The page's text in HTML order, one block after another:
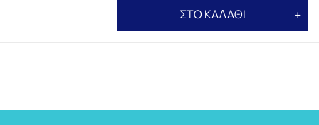
ΣΤΟ ΚΑΛΑΘΙ